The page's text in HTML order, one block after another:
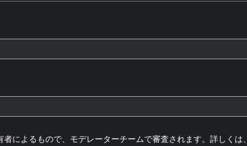
によるもので、モデレーターチームで審査されます。詳しくは、